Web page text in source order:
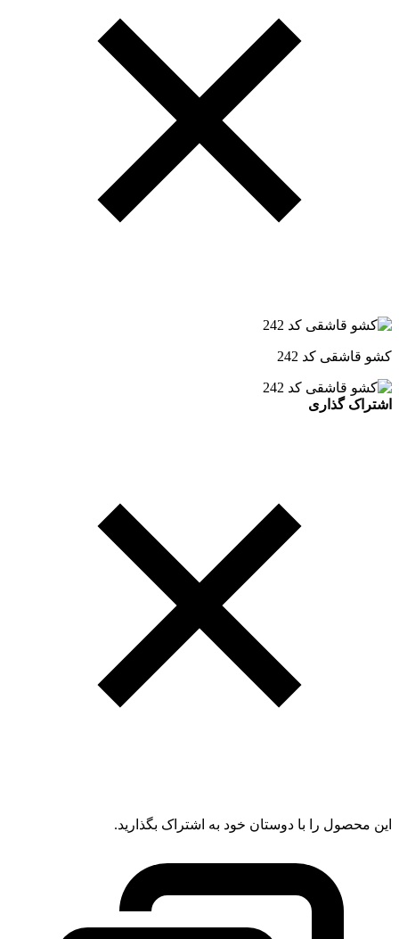
کشو قاشقی کد 242
اشتراک گذاری
این محصول را با دوستان خود به اشتراک بگذارید.